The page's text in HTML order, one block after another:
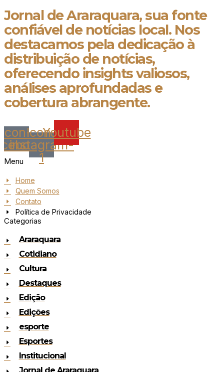
Jornal de Araraquara, sua fonte
confiável de notícias local. Nos
destacamos pela dedicação à
distribuição de notícias,
oferecendo insights valiosos,
análises aprofundadas e
cobertura abrangente.
Icon-Icon-
instagram-
1
Youtube
Menu
Home
Quem Somos
Contato
Política de Privacidade
Categorias
Araraquara
Cotidiano
Cultura
Destaques
Edição
Edições
esporte
Esportes
Institucional